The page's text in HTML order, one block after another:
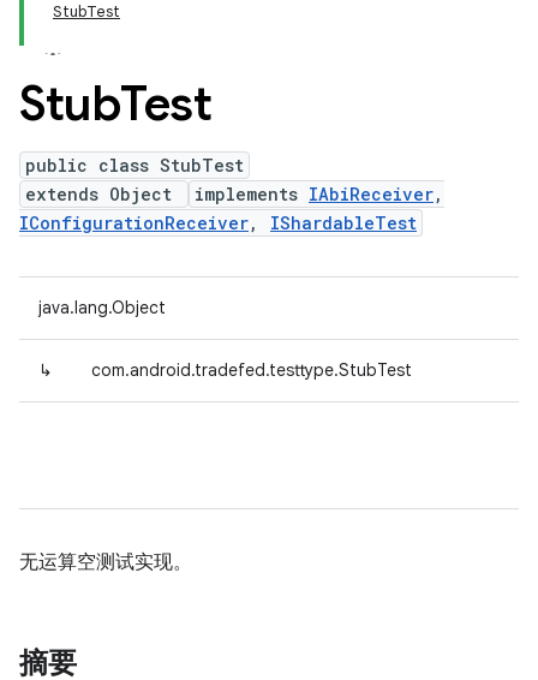
StubTest
StubTest
public class StubTest
extends Object
implements IAbiReceiver,
IConfigurationReceiver, IShardableTest
java.lang.Object
↳ com.android.tradefed.testtype.StubTest
无运算空测试实现。
摘要